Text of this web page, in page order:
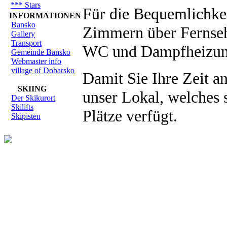
*** Stars
INFORMATIONEN
Bansko
Gallery
Transport
Gemeinde Bansko
Webmaster info
village of Dobarsko
SKIING
Der Skikurort
Skilifts
Skipisten
Für die
Zimmern über
WC und
Damit Sie Ihre Zeit
unser Lokal,
Plätze verfügt.